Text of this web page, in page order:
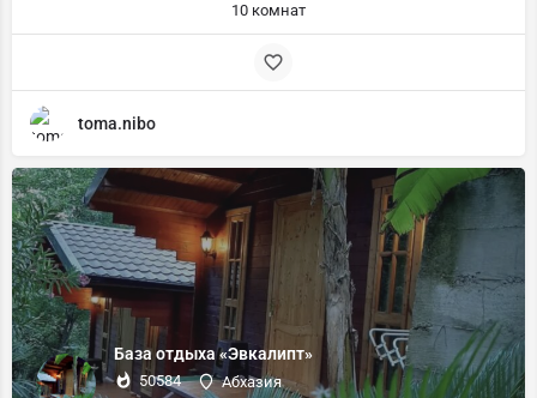
10 комнат
toma.nibo
База отдыха «Эвкалипт»
50584 Абхазия